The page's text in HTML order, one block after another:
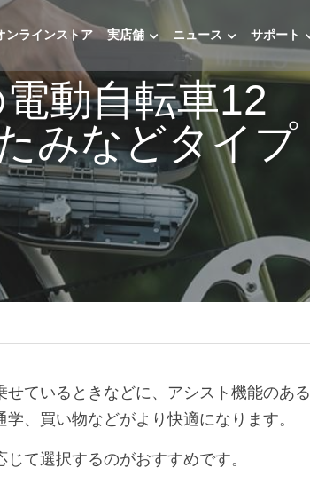
ンラインストア 実店舗 ニュース サポート
動自転車12
みなどタイプ
ているときなどに、アシスト機能のある
、買い物などがより快適になります。
て選択するのがおすすめです。